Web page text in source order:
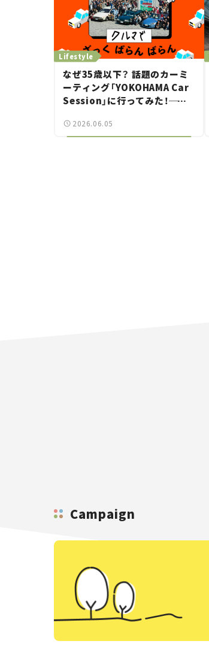
Lifestyle
なぜ35歳以下？ 話題のカーミ
ーティング「YOKOHAMA Car
Session」に行ってみた！──
でざっくばらんばらん！」＃18
2026.06.05
Campaign